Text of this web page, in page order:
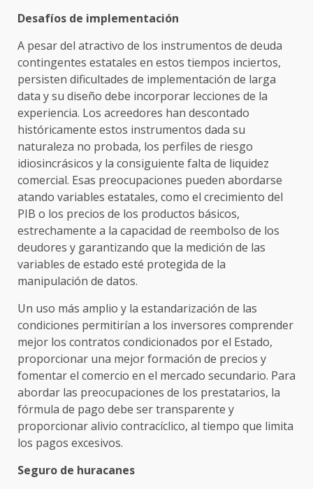
Desafíos de implementación
A pesar del atractivo de los instrumentos de deuda
contingentes estatales en estos tiempos inciertos,
persisten dificultades de implementación de larga
data y su diseño debe incorporar lecciones de la
experiencia. Los acreedores han descontado
históricamente estos instrumentos dada su
naturaleza no probada, los perfiles de riesgo
idiosincrásicos y la consiguiente falta de liquidez
comercial. Esas preocupaciones pueden abordarse
atando variables estatales, como el crecimiento del
PIB o los precios de los productos básicos,
estrechamente a la capacidad de reembolso de los
deudores y garantizando que la medición de las
variables de estado esté protegida de la
manipulación de datos.
Un uso más amplio y la estandarización de las
condiciones permitirían a los inversores comprender
mejor los contratos condicionados por el Estado,
proporcionar una mejor formación de precios y
fomentar el comercio en el mercado secundario. Para
abordar las preocupaciones de los prestatarios, la
fórmula de pago debe ser transparente y
proporcionar alivio contracíclico, al tiempo que limita
los pagos excesivos.
Seguro de huracanes